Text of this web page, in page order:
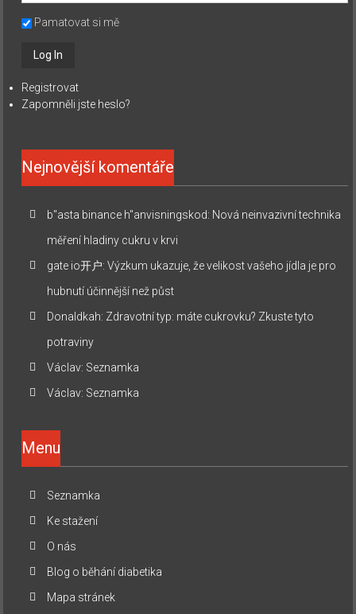
Pamatovat si mě
Registrovat
Zapomněli jste heslo?
Nejnovější komentáře
b"asta binance h"anvisningskod: Nová neinvazivní technika
měření hladiny cukru v krvi
gate io开户:Výzkum ukazuje, že velikost vašeho jídla je pro
hubnutí účinnější než půst
Donaldkah: Zdravotní typ: máte cukrovku? Zkuste tyto
potraviny
Václav: Seznamka
Václav: Seznamka
Menu
Seznamka
Ke stažení
O nás
Blog o běhání diabetika
Mapa stránek